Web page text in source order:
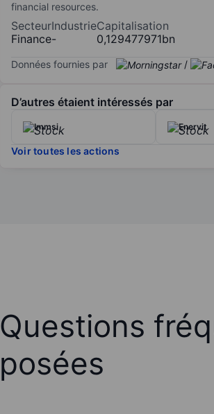
financial resources.
Secteur
Finance
Industrie
-
Capitalisation
0,129477971bn
Données fournies par /
D’autres étaient intéressés par
Immsi Enervit
Voir toutes les actions
Questions
posées